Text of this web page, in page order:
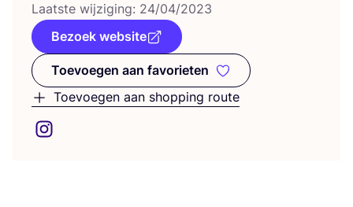
Laat­ste wij­zi­ging: 24/04/2023
Bezoek website
Toevoegen aan favorieten
Toevoegen aan favorieten
Toevoegen aan shopping route